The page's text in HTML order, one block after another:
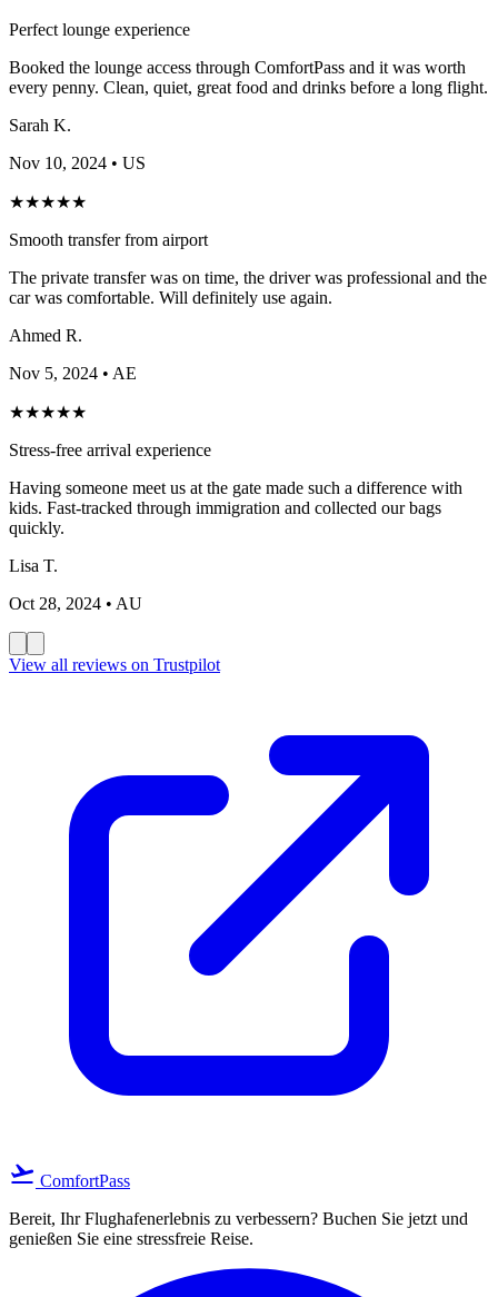
Perfect lounge experience
Booked the lounge access through ComfortPass and it was worth
every penny. Clean, quiet, great food and drinks before a long flight.
Sarah K.
Nov 10, 2024 • US
★★★★★
Smooth transfer from airport
The private transfer was on time, the driver was professional and the
car was comfortable. Will definitely use again.
Ahmed R.
Nov 5, 2024 • AE
★★★★★
Stress-free arrival experience
Having someone meet us at the gate made such a difference with
kids. Fast-tracked through immigration and collected our bags
quickly.
Lisa T.
Oct 28, 2024 • AU
View all reviews on Trustpilot
flight_takeoff ComfortPass
Bereit, Ihr Flughafenerlebnis zu verbessern? Buchen Sie jetzt und
genießen Sie eine stressfreie Reise.